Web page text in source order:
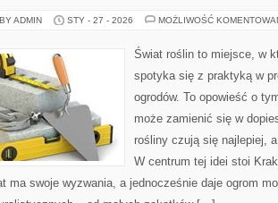
ADMIN STY - 27 - 2026 MOŻLIWOŚĆ
Świat roślin to miejsce, w
spotyka się z praktyką w
ogrodów. To opowieść o
może zamienić się w
rośliny czują się najlepiej,
W centrum tej idei stoi
ma swoje wyzwania, a jednocześnie daje ogrom